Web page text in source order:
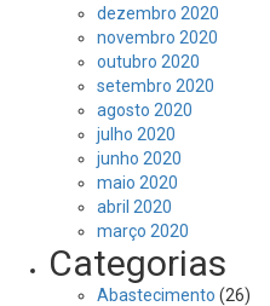
dezembro 2020
novembro 2020
outubro 2020
setembro 2020
agosto 2020
julho 2020
junho 2020
maio 2020
abril 2020
março 2020
Categorias
Abastecimento (26)